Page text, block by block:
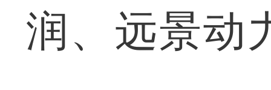
润、远景动